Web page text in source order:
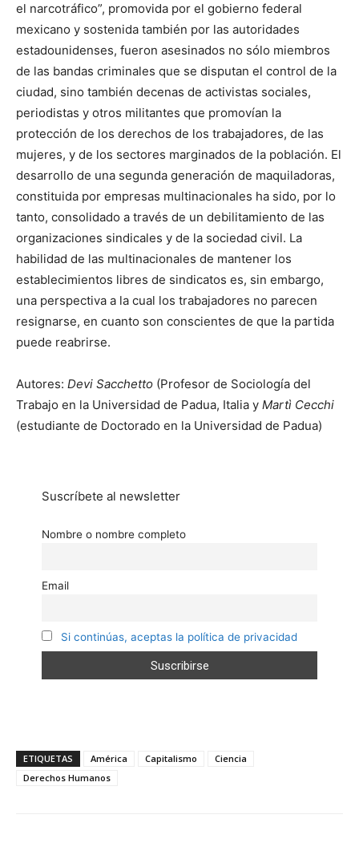
el narcotráfico”, promovida por el gobierno federal
mexicano y sostenida también por las autoridades
estadounidenses, fueron asesinados no sólo miembros
de las bandas criminales que se disputan el control de la
ciudad, sino también decenas de activistas sociales,
periodistas y otros militantes que promovían la
protección de los derechos de los trabajadores, de las
mujeres, y de los sectores marginados de la población. El
desarrollo de una segunda generación de maquiladoras,
constituida por empresas multinacionales ha sido, por lo
tanto, consolidado a través de un debilitamiento de las
organizaciones sindicales y de la sociedad civil. La
habilidad de las multinacionales de mantener los
establecimientos libres de sindicatos es, sin embargo,
una perspectiva a la cual los trabajadores no parecen
resignarse, en cuanto son conscientes de que la partida
puede reabrirse.
Autores: Devi Sacchetto (Profesor de Sociología del
Trabajo en la Universidad de Padua, Italia y Martì Cecchi
(estudiante de Doctorado en la Universidad de Padua)
Suscríbete al newsletter
Nombre o nombre completo
Email
Si continúas, aceptas la política de privacidad
ETIQUETAS América Capitalismo
Ciencia
Derechos Humanos